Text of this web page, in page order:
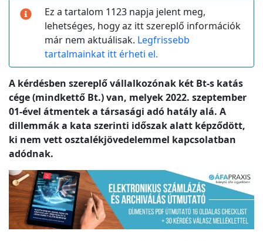
Ez a tartalom 1123 napja jelent meg,
lehetséges, hogy az itt szereplő információk
már nem aktuálisak. Legfrissebb
tartalmainkat itt érheti el.
A kérdésben szereplő vállalkozónak két Bt-s katás
cége (mindkettő Bt.) van, melyek 2022. szeptember
01-ével átmentek a társasági adó hatály alá. A
dillemmák a kata szerinti időszak alatt képződött,
ki nem vett osztalékjövedelemmel kapcsolatban
adódnak.